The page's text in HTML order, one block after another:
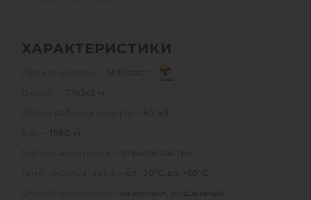
ХАРАКТЕРИСТИКИ
М3Пласт
7.1х3х3 м
50 м3
1980 кг
стеклопластик
от -30°C до +60°C
наземный, подземный